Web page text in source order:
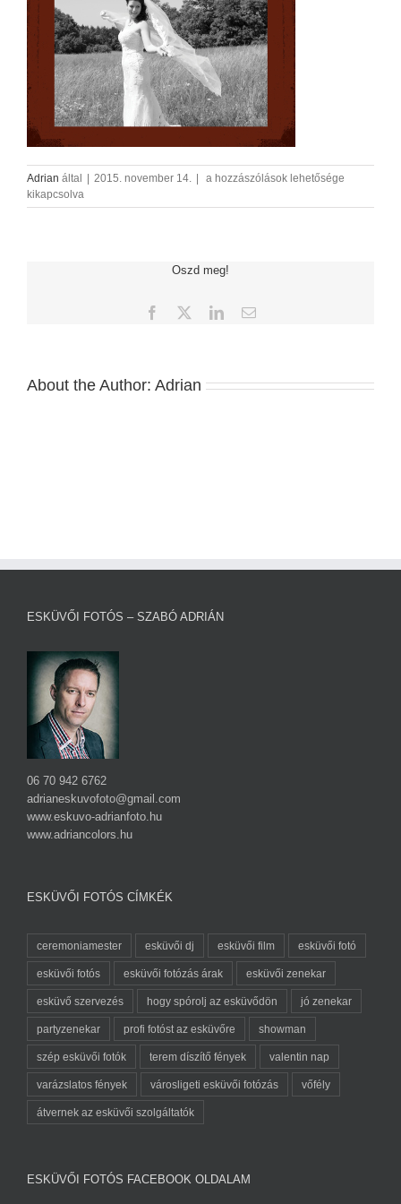
Adrian által | 2015. november 14. |
32
a hozzászólások lehetősége
kikapcsolva
Oszd meg!
Facebook LinkedInEmail:
About the Author: Adrian
ESKÜVŐI FOTÓS – SZABÓ ADRIÁN
06 70 942 6762
adrianeskuvofoto@gmail.com
www.eskuvo-adrianfoto.hu
www.adriancolors.hu
ESKÜVŐI FOTÓS CÍMKÉK
ceremoniamester esküvői dj esküvői film esküvői fotó
esküvői fotós esküvői fotózás árak esküvői zenekar
esküvő szervezés hogy spórolj az esküvődön jó zenekar
partyzenekar profi fotóst az esküvőre showman
szép esküvői fotók terem díszítő fények valentin nap
varázslatos fények városligeti esküvői fotózás vőfély
átvernek az esküvői szolgáltatók
ESKÜVŐI FOTÓS FACEBOOK OLDALAM